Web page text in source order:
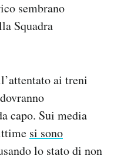
sembrano
Squadra
ai treni
capo. Sui media
si sono
lo stato di non